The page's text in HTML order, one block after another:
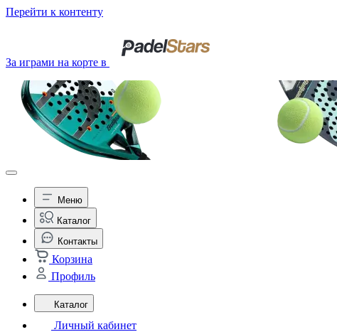
Перейти к контенту
За играми на корте в
Меню
Каталог
Контакты
Корзина
Профиль
Каталог
Личный кабинет